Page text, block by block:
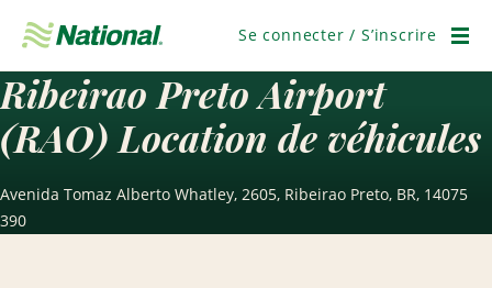
navigation
Se connecter / S’inscrire
Ribeirao Preto Airport
(RAO) Location de véhicules
Avenida Tomaz Alberto Whatley, 2605, Ribeirao Preto, BR, 14075
390